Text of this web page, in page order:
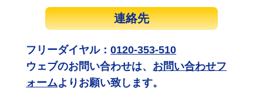
連絡先
フリーダイヤル：0120-353-510
ウェブのお問い合わせは、 お問い合わせフ
ォームよりお願い致します。